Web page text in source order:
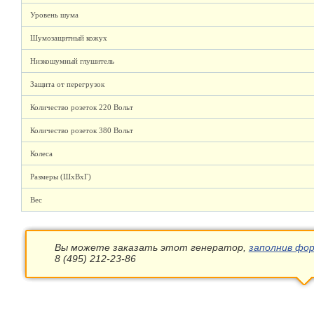
Уровень шума
Шумозащитный кожух
Низкошумный глушитель
Защита от перегрузок
Количество розеток 220 Вольт
Количество розеток 380 Вольт
Колеса
Размеры (ШхВхГ)
Вес
Вы можете заказать этот генератор, заполнив
8 (495) 212-23-86